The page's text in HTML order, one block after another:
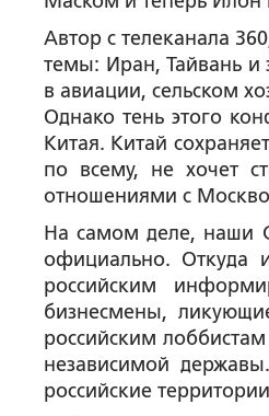
Автор с телеканала
темы: Иран, Тайвань и
в авиации, сельском
Однако тень этого
Китая. Китай
по всему, не хочет
отношениями с
На самом деле, наши
официально. Откуда
российским
бизнесмены,
российским
независимой
российские